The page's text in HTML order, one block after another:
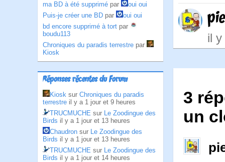
ma BD à été supprimé par
oui oui
Puis-je créer une BD par
oui oui
bd encore supprimé à tort par
boudu113
Chroniques du paradis terrestre par
Kiosk
Réponses récentes du Forum
Kiosk sur Chroniques du paradis
terrestre il y a 1 jour et 9 heures
TRUCMUCHE sur Le Zoodingue des
Birds il y a 1 jour et 13 heures
Chaudron sur Le Zoodingue des
Birds il y a 1 jour et 13 heures
TRUCMUCHE sur Le Zoodingue des
Birds il y a 1 jour et 14 heures
il
3
un